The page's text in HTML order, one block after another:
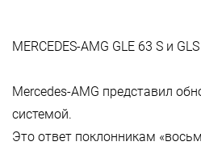
MERCEDES-AMG GLE 63 S и
Mercedes-AMG представил
системой.
Это ответ поклонникам